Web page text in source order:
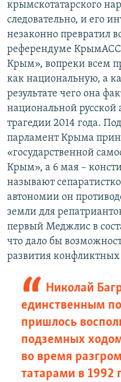
крымскотатарского
следовательно, и его
незаконно превратил
референдуме
Крым», вопреки всем
как национальную, а
результате чего она
национальной русской
трагедии 2014 года.
парламент Крыма
«государственной
Крым», а 6 мая –
называют
автономии он
земли для
первый Меджлис в
что дало бы
развития
Николай
единственным
пришлось
подземных
во время
татарами в 1992